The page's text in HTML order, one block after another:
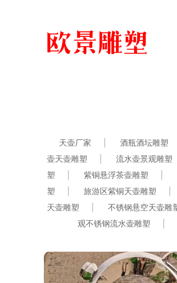
天壶厂家 酒瓶酒坛雕塑
壶天壶雕塑
流水壶景观雕塑
塑
紫铜悬浮茶壶雕塑
塑
旅游区紫铜天壶雕塑
天壶雕塑
不锈钢悬空天壶雕
观不锈钢流水壶雕塑